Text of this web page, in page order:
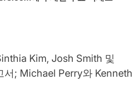
Kim, Josh Smith 및
서; Michael Perry와 Kenneth